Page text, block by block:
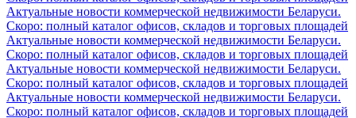
Актуальные новости коммерческой недвижимости Беларуси.
Скоро: полный каталог офисов, складов и торговых площадей
Актуальные новости коммерческой недвижимости Беларуси.
Скоро: полный каталог офисов, складов и торговых площадей
Актуальные новости коммерческой недвижимости Беларуси.
Скоро: полный каталог офисов, складов и торговых площадей
Актуальные новости коммерческой недвижимости Беларуси.
Скоро: полный каталог офисов, складов и торговых площадей